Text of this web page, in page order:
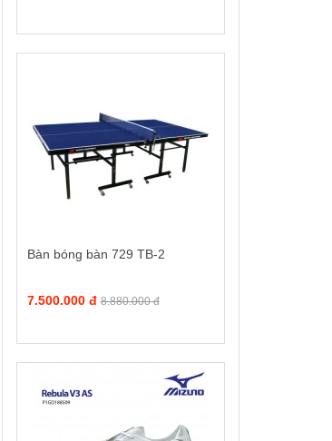
Bàn bóng bàn 729 TB-2
7.500.000 đ 8.880.000 đ